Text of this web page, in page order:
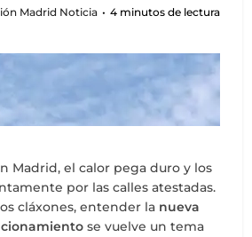
Madrid Noticia 4 minutos de lectura
Madrid, el calor pega duro y los
por las calles atestadas.
cláxones, entender la nueva
se vuelve un tema